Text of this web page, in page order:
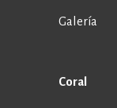
Galería
Coral